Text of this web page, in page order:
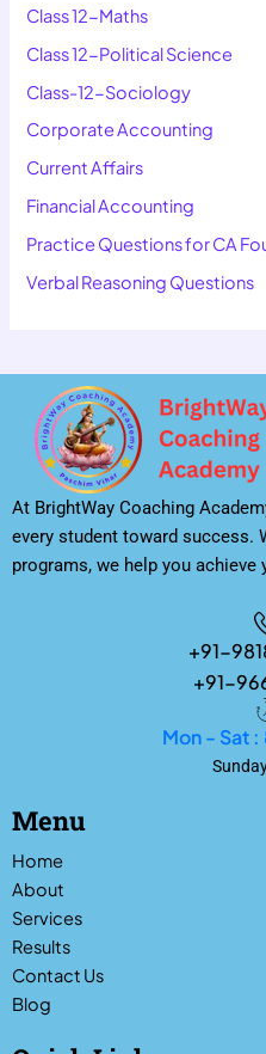
Class 12-Maths
Class 12-Political Science
Class-12-Sociology
Corporate Accounting
Current Affairs
Financial Accounting
Practice Questions for CA
Verbal Reasoning Questions
At BrightWay Coaching
every student toward success.
programs, we help you
+91-
+91-
Mon - Sat :
Menu
Home
About
Services
Results
Contact Us
Blog